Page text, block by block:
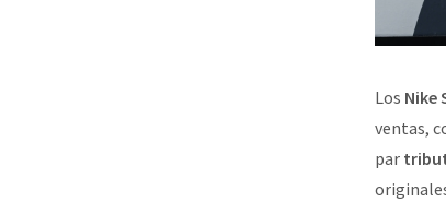
Los Nike
ventas,
par